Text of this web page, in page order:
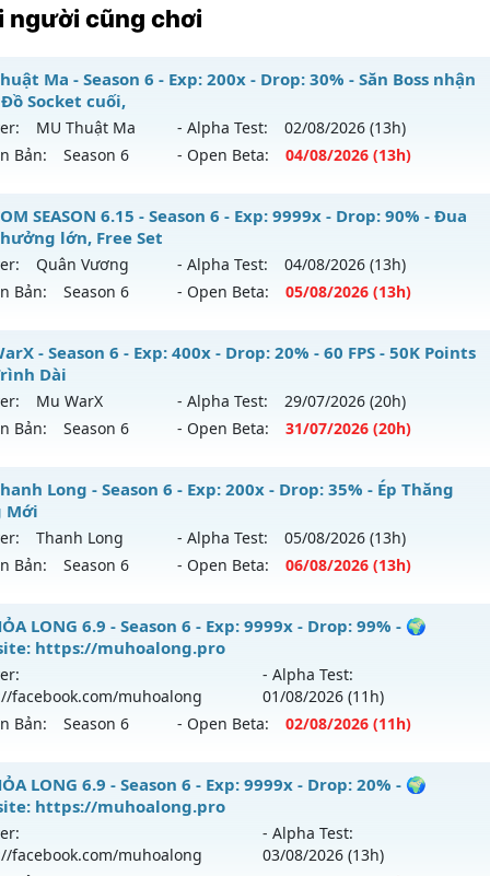
người cũng chơi
Ma - Season 6 - Exp: 200x - Drop: 30% - Săn Boss nhận
Socket cuối,
MU Thuật Ma - Alpha Test: 02/08/2026 (13h)
Bản:
Season 6 - Open Beta: 04/08/2026 (13h)
Thuật Ma - Săn Boss nhận Xu & Đồ Socket cuối,
mới ra tháng 08 2026 - Mở máy chủMU Thuật Ma
200x - Drop: 30%
loại: Mu Nguyên bản Webzen
VietGuard
SEASON 6.15 - Season 6 - Exp: 9999x - Drop: 90% - Đua
lớn, Free Set
Quân Vương - Alpha Test: 04/08/2026 (13h)
Bản:
Season 6 - Open Beta: 05/08/2026 (13h)
SEASON 6.15 - Đua Top thưởng lớn, Free Set
mới ra tháng 08 2026 - Mở máy chủQuân Vương
9999x - Drop: 90%
loại: Mu Bán Đồ Full Trong Shop
Phoenix Season 6.15
- Season 6 - Exp: 400x - Drop: 20% - 60 FPS - 50K Points
Dài
Mu WarX - Alpha Test: 29/07/2026 (20h)
Bản:
Season 6 - Open Beta: 31/07/2026 (20h)
WarX - 60 FPS - 50K Points - Lộ Trình Dài
mới ra tháng 07 2026 - Mở máy chủMu WarXvào 20h
400x - Drop: 20%
loại: Mu Custom thêm đồ mới
UGK Shield + Phoenix
Long - Season 6 - Exp: 200x - Drop: 35% - Ép Thăng
Mới
Thanh Long - Alpha Test: 05/08/2026 (13h)
Bản:
Season 6 - Open Beta: 06/08/2026 (13h)
Thanh Long - Ép Thăng Hạng Mới
mới ra tháng 08 2026 - Mở máy chủ
Thanh Long
200x - Drop: 35%
loại: Mu Custom thêm đồ mới
CheatGuard
LONG 6.9 - Season 6 - Exp: 9999x - Drop: 99% - 🌍
https://muhoalong.pro
facebook.com/muhoalong
- Alpha Test:
01/08/2026 (11h)
Bản:
Season 6 - Open Beta: 02/08/2026 (11h)
LONG 6.9 - 🌍 Website: https://muhoalong.pro
ra tháng 08 2026 - Mở máy chủhttps://facebook.com/
08/2626
LONG 6.9 - Season 6 - Exp: 9999x - Drop: 20% - 🌍
https://muhoalong.pro
facebook.com/muhoalong
- Alpha Test:
03/08/2026 (13h)